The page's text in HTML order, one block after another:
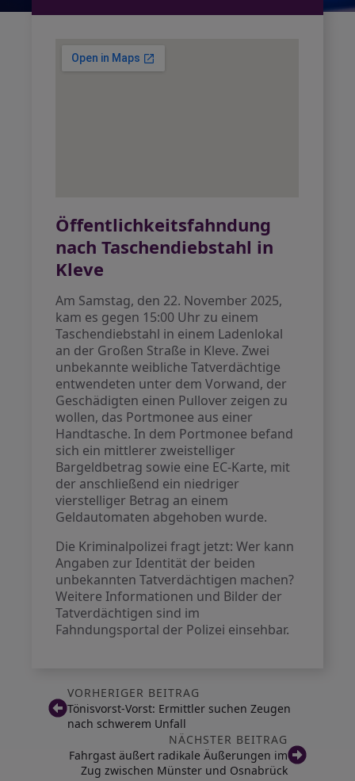
Öffentlichkeitsfahndung
nach Taschendiebstahl in
Kleve
Am Samstag, den 22. November 2025,
kam es gegen 15:00 Uhr zu einem
Taschendiebstahl in einem Ladenlokal
an der Großen Straße in Kleve. Zwei
unbekannte weibliche Tatverdächtige
entwendeten unter dem Vorwand, der
Geschädigten einen Pullover zeigen zu
wollen, das Portmonee aus einer
Handtasche. In dem Portmonee befand
sich ein mittlerer zweistelliger
Bargeldbetrag sowie eine EC-Karte, mit
der anschließend ein niedriger
vierstelliger Betrag an einem
Geldautomaten abgehoben wurde.
Die Kriminalpolizei fragt jetzt: Wer kann
Angaben zur Identität der beiden
unbekannten Tatverdächtigen machen?
Weitere Informationen und Bilder der
Tatverdächtigen sind im
Fahndungsportal der Polizei einsehbar.
VORHERIGER BEITRAG
Tönisvorst-Vorst: Ermittler suchen Zeugen
nach schwerem Unfall
NÄCHSTER BEITRAG
Fahrgast äußert radikale Äußerungen im
Zug zwischen Münster und Osnabrück